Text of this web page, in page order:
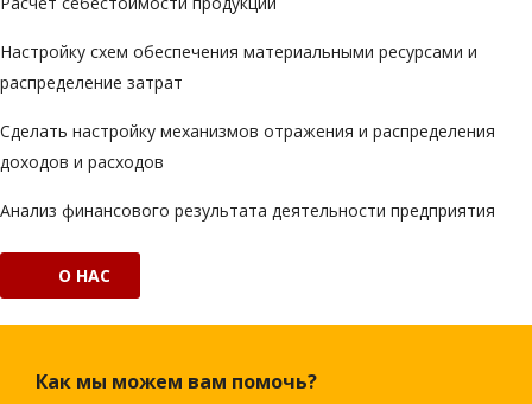
Настройку схем обеспечения материальными ресурсами и
распределение затрат
Сделать настройку механизмов отражения и распределения
доходов и расходов
Анализ финансового результата деятельности предприятия
О НАС
Как мы можем вам помочь?